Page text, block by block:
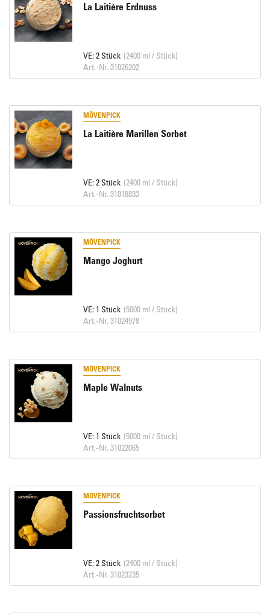
La Laitière Erdnuss
VE: 2 Stück (2400 ml / Stück)
Art.-Nr. 31026202
MÖVENPICK
La Laitière Marillen Sorbet
VE: 2 Stück (2400 ml / Stück)
Art.-Nr. 31018833
MÖVENPICK
Mango Joghurt
VE: 1 Stück (5000 ml / Stück)
Art.-Nr. 31024978
MÖVENPICK
Maple Walnuts
VE: 1 Stück (5000 ml / Stück)
Art.-Nr. 31022065
MÖVENPICK
Passionsfruchtsorbet
VE: 2 Stück (2400 ml / Stück)
Art.-Nr. 31023235